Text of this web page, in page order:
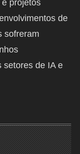
projetos
de
sofreram
setores de IA e